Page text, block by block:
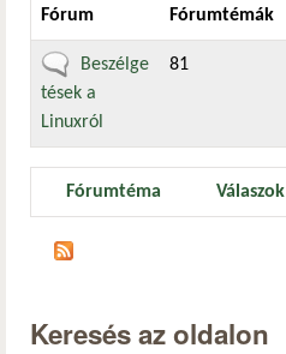
Fórum Fórumtémák
Nincs új bejegyzés
Beszélge
tések a
Linuxról
81
Fórumtéma Válaszok
Keresés az oldalon